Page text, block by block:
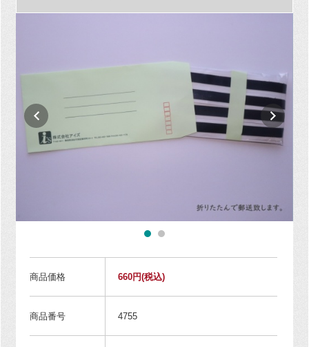
商品価格 660円(税込)
商品番号 4755